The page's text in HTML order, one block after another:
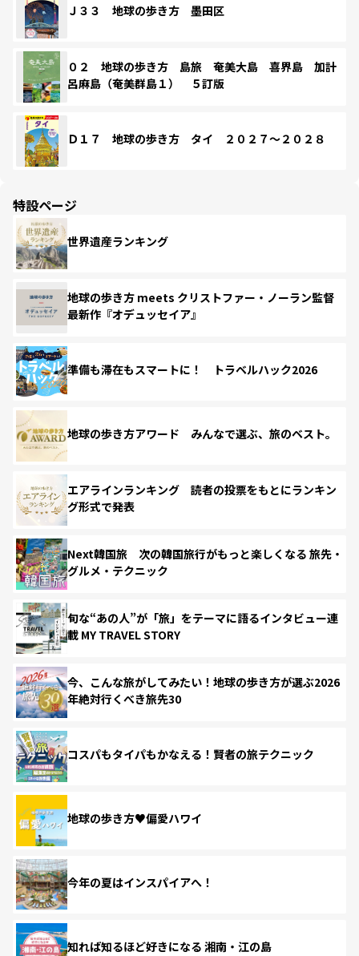
Ｊ３３ 地球の歩き方 墨田区
０２ 地球の歩き方 島旅 奄美大島 喜界島 加計
呂麻島（奄美群島１） ５訂版
Ｄ１７ 地球の歩き方 タイ ２０２７～２０２８
特設ページ
世界遺産ランキング
地球の歩き方 meets クリストファー・ノーラン監督
最新作『オデュッセイア』
準備も滞在もスマートに！ トラベルハック2026
地球の歩き方アワード みんなで選ぶ、旅のベスト。
エアラインランキング 読者の投票をもとにランキン
グ形式で発表
Next韓国旅 次の韓国旅行がもっと楽しくなる 旅先・
グルメ・テクニック
旬な“あの人”が「旅」をテーマに語るインタビュー連
載 MY TRAVEL STORY
今、こんな旅がしてみたい！地球の歩き方が選ぶ2026
年絶対行くべき旅先30
コスパもタイパもかなえる！賢者の旅テクニック
地球の歩き方♥偏愛ハワイ
今年の夏はインスパイアへ！
知れば知るほど好きになる 湘南・江の島